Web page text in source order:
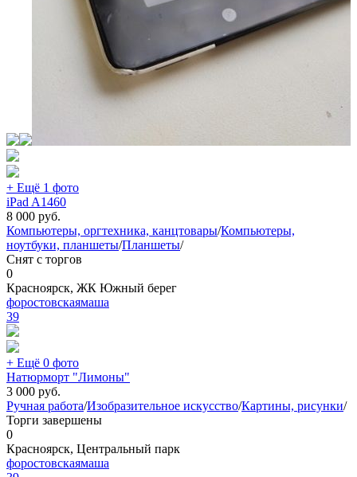
+ Ещё 1 фото
iPad A1460
8 000 руб.
Компьютеры, оргтехника, канцтовары/Компьютеры,
ноутбуки, планшеты/Планшеты/
Снят с торгов
0
Красноярск, ЖК Южный берег
форостовскаямаша
39
+ Ещё 0 фото
Натюрморт "Лимоны"
3 000 руб.
Ручная работа/Изобразительное искусство/Картины, рисунки/
Торги завершены
0
Красноярск, Центральный парк
форостовскаямаша